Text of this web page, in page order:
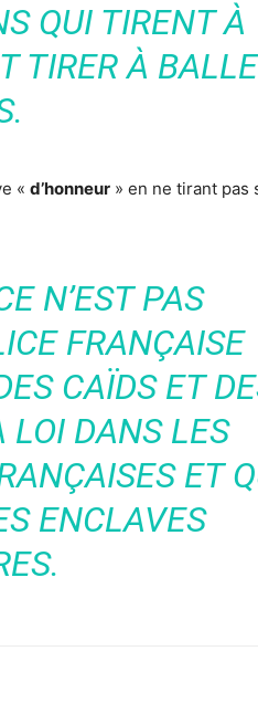
QUI TIRENT À
TIRER À
« d’honneur » en ne tirant pas
N’EST PAS
FRANÇAISE
CAÏDS ET
LOI DANS LES
ET
ENCLAVES